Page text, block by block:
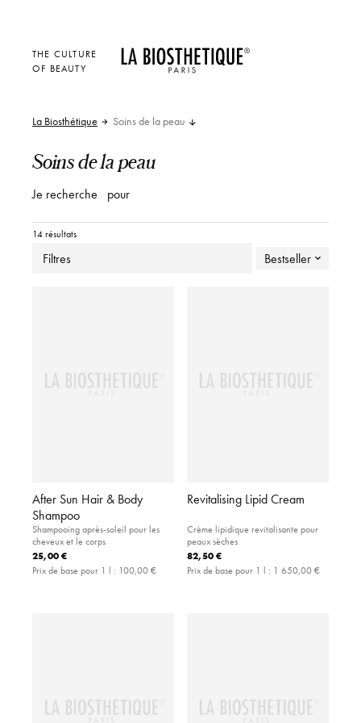
THE CULTURE
OF BEAUTY
La Biosthétique Soins de la peau
Soins de la peau
Je recherche pour
14 résultats
Filtres Bestseller
After Sun Hair & Body
Shampoo
Shampooing après-soleil pour les
cheveux et le corps
25,00 €
Prix de base pour 1 l : 100,00 €
Revitalising Lipid Cream
Crème lipidique revitalisante pour
peaux sèches
82,50 €
Prix de base pour 1 l : 1 650,00 €